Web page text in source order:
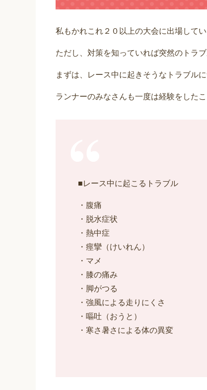
私もかれこれ２０以上の大会に出場して
ただし、対策を知っていれば突然のトラ
まずは、レース中に起きそうなトラブル
ランナーのみなさんも一度は経験をした
■レース中に起こるトラブル
・腹痛
・脱水症状
・熱中症
・痙攣（けいれん）
・マメ
・膝の痛み
・脚がつる
・強風による走りにくさ
・嘔吐（おうと）
・寒さ暑さによる体の異変